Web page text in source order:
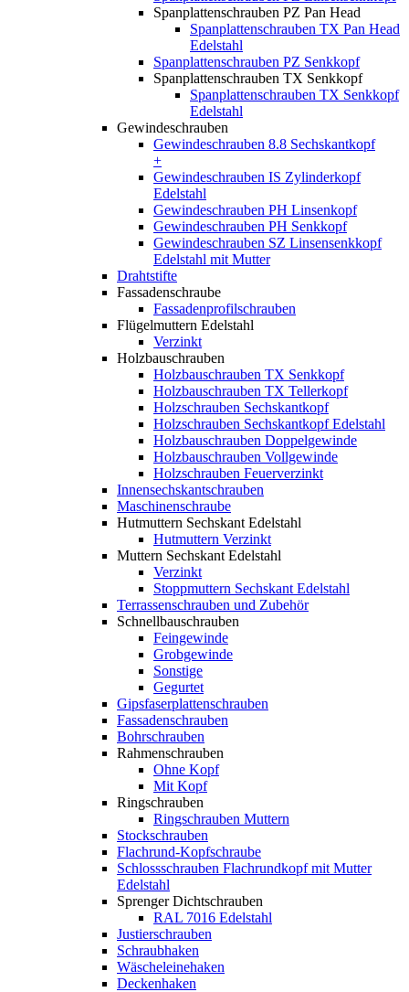
Spanplattenschrauben PZ Pan Head
Spanplattenschrauben TX Pan Head
Edelstahl
Spanplattenschrauben PZ Senkkopf
Spanplattenschrauben TX Senkkopf
Spanplattenschrauben TX Senkkopf
Edelstahl
Gewindeschrauben
Gewindeschrauben 8.8 Sechskantkopf
+
Gewindeschrauben IS Zylinderkopf
Edelstahl
Gewindeschrauben PH Linsenkopf
Gewindeschrauben PH Senkkopf
Gewindeschrauben SZ Linsensenkkopf
Edelstahl mit Mutter
Drahtstifte
Fassadenschraube
Fassadenprofilschrauben
Flügelmuttern Edelstahl
Verzinkt
Holzbauschrauben
Holzbauschrauben TX Senkkopf
Holzbauschrauben TX Tellerkopf
Holzschrauben Sechskantkopf
Holzschrauben Sechskantkopf Edelstahl
Holzbauschrauben Doppelgewinde
Holzbauschrauben Vollgewinde
Holzschrauben Feuerverzinkt
Innensechskantschrauben
Maschinenschraube
Hutmuttern Sechskant Edelstahl
Hutmuttern Verzinkt
Muttern Sechskant Edelstahl
Verzinkt
Stoppmuttern Sechskant Edelstahl
Terrassenschrauben und Zubehör
Schnellbauschrauben
Feingewinde
Grobgewinde
Sonstige
Gegurtet
Gipsfaserplattenschrauben
Fassadenschrauben
Bohrschrauben
Rahmenschrauben
Ohne Kopf
Mit Kopf
Ringschrauben
Ringschrauben Muttern
Stockschrauben
Flachrund-Kopfschraube
Schlossschrauben Flachrundkopf mit Mutter
Edelstahl
Sprenger Dichtschrauben
RAL 7016 Edelstahl
Justierschrauben
Schraubhaken
Wäscheleinehaken
Deckenhaken